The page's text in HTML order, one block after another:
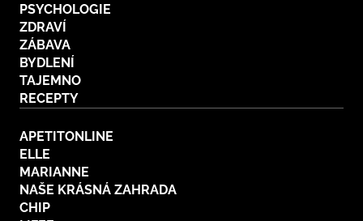
PSYCHOLOGIE
ZDRAVÍ
ZÁBAVA
BYDLENÍ
TAJEMNO
RECEPTY
APETITONLINE
ELLE
MARIANNE
NAŠE KRÁSNÁ ZAHRADA
CHIP